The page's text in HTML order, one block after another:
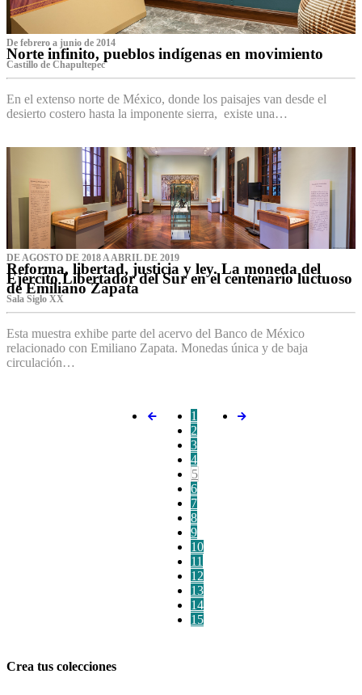
De febrero a junio de 2014
Norte infinito, pueblos indígenas en movimiento
Castillo de Chapultepec
En el extenso norte de México, donde los paisajes van desde el
desierto costero hasta la imponente sierra, existe una…
DE AGOSTO DE 2018 A ABRIL DE 2019
Reforma, libertad, justicia y ley. La moneda del
Ejército Libertador del Sur en el centenario luctuoso
de Emiliano Zapata
Sala Siglo XX
Esta muestra exhibe parte del acervo del Banco de México
relacionado con Emiliano Zapata. Monedas única y de baja
circulación…
1
2
3
4
5
6
7
8
9
10
11
12
13
14
15
Crea tus colecciones